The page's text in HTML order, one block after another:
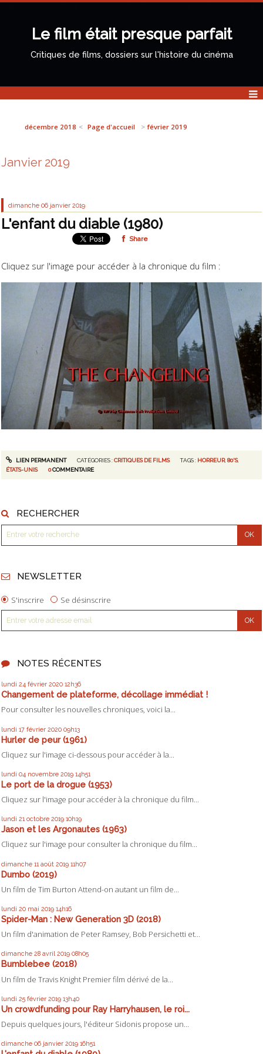
Le film était presque parfait
Critiques de films, dossiers sur l'histoire du cinéma
décembre 2018 Page d'accueil février 2019
Janvier 2019
dimanche 06 janvier 2019
L'enfant du diable (1980)
Share
Cliquez sur l'image pour accéder à la chronique du film :
LIEN PERMANENT CATÉGORIES :CRITIQUES DE FILMS TAGS : HORREUR,80'S,
ÉTATS-UNIS
0COMMENTAIRE
RECHERCHER
NEWSLETTER
S'inscrire Se désinscrire
NOTES RÉCENTES
lundi 24 février 2020 12h36
Changement de plateforme, décollage immédiat !
Pour consulter les nouvelles chroniques, voici la...
lundi 17 février 2020 09h13
Hurler de peur (1961)
Cliquez sur l'image ci-dessous pour accéder à la...
lundi 04 novembre 2019 14h51
Le port de la drogue (1953)
Cliquez sur l'image pour accéder à la chronique du film...
lundi 21 octobre 2019 10h19
Jason et les Argonautes (1963)
Cliquez sur l'image pour consulter la chronique du film...
dimanche 11 août 2019 11h07
Dumbo (2019)
Un film de Tim Burton Attend-on autant un film de...
lundi 20 mai 2019 14h16
Spider-Man : New Generation 3D (2018)
Un film d'animation de Peter Ramsey, Bob Persichetti et...
dimanche 28 avril 2019 08h05
Bumblebee (2018)
Un film de Travis Knight Premier film dérivé de la...
lundi 25 février 2019 13h40
Un crowdfunding pour Ray Harryhausen, le roi...
Depuis quelques jours, l'éditeur Sidonis propose un...
dimanche 06 janvier 2019 16h51